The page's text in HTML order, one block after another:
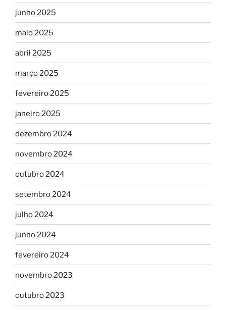
junho 2025
maio 2025
abril 2025
março 2025
fevereiro 2025
janeiro 2025
dezembro 2024
novembro 2024
outubro 2024
setembro 2024
julho 2024
junho 2024
fevereiro 2024
novembro 2023
outubro 2023